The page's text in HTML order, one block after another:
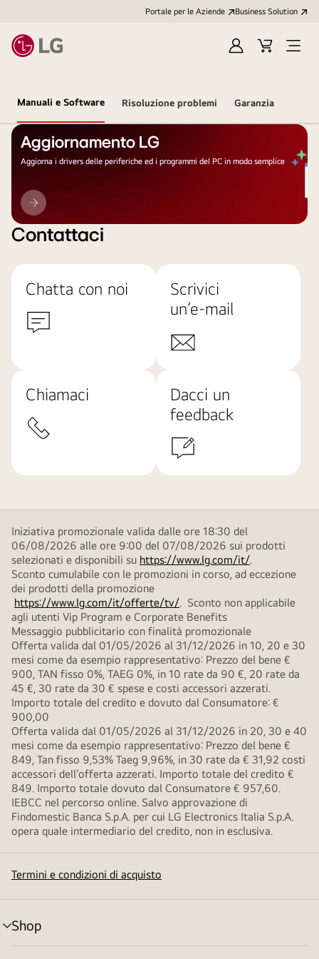
Portale per le Aziende Business Solution
AccediCart
Open
Manuali e Software Risoluzione problemi Garanzia
Aggiornamento LG
Aggiorna i drivers delle periferiche ed i programmi del PC in modo semplice
Aggiornamento
LG
Contattaci
Chatta con noi
Scrivici
un’e-mail
Chiamaci
Dacci un
feedback
Iniziativa promozionale valida dalle ore 18:30 del
06/08/2026 alle ore 9:00 del 07/08/2026 sui prodotti
selezionati e disponibili su https://www.lg.com/it/.
Sconto cumulabile con le promozioni in corso, ad eccezione
dei prodotti della promozione
https://www.lg.com/it/offerte/tv/. Sconto non applicabile
agli utenti Vip Program e Corporate Benefits
Messaggio pubblicitario con finalità promozionale
Offerta valida dal 01/05/2026 al 31/12/2026 in 10, 20 e 30
mesi come da esempio rappresentativo: Prezzo del bene €
900, TAN fisso 0%, TAEG 0%, in 10 rate da 90 €, 20 rate da
45 €, 30 rate da 30 € spese e costi accessori azzerati.
Importo totale del credito e dovuto dal Consumatore: €
900,00
Offerta valida dal 01/05/2026 al 31/12/2026 in 20, 30 e 40
mesi come da esempio rappresentativo: Prezzo del bene €
849, Tan fisso 9,53% Taeg 9,96%, in 30 rate da € 31,92 costi
accessori dell’offerta azzerati. Importo totale del credito €
849. Importo totale dovuto dal Consumatore € 957,60.
IEBCC nel percorso online. Salvo approvazione di
Findomestic Banca S.p.A. per cui LG Electronics Italia S.p.A.
opera quale intermediario del credito, non in esclusiva.
Termini e condizioni di acquisto
Shop
Attivazione
menu